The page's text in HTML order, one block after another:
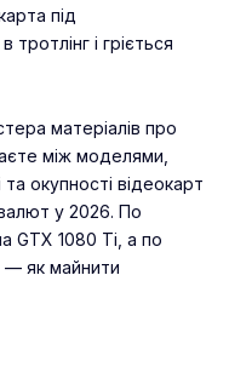
під
і гріється
матеріалів про
між моделями,
окупності відеокарт
у 2026. По
GTX 1080 Ti , а по
— як майнити